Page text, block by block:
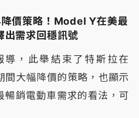
價策略！Model Y在美最
需求回穩訊號
，此舉結束了特斯拉在
大幅降價的策略，也顯示
暢銷電動車需求的看法，可